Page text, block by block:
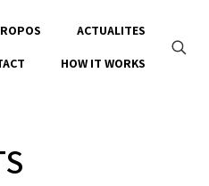
ACTUALITES
HOW IT WORKS